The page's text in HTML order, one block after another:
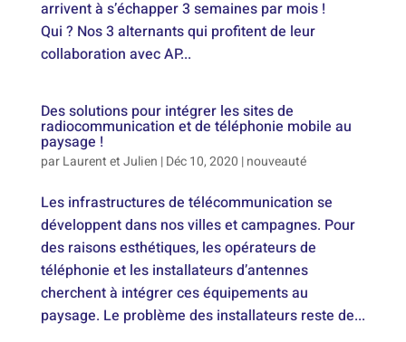
arrivent à s’échapper 3 semaines par mois !
Qui ? Nos 3 alternants qui profitent de leur
collaboration avec AP...
Des solutions pour intégrer les sites de
radiocommunication et de téléphonie mobile au
paysage !
parLaurent et Julien |Déc 10, 2020 |nouveauté
Les infrastructures de télécommunication se
développent dans nos villes et campagnes. Pour
des raisons esthétiques, les opérateurs de
téléphonie et les installateurs d’antennes
cherchent à intégrer ces équipements au
paysage. Le problème des installateurs reste de...